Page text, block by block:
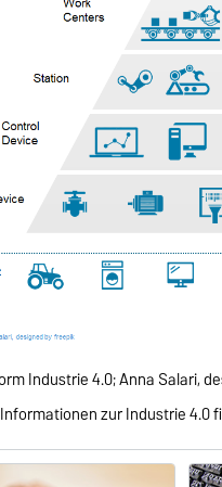
Industrie 4.0; Anna Salari,
zur Industrie 4.0